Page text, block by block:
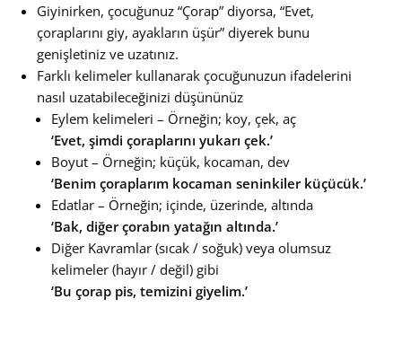
Giyinirken, çocuğunuz “Çorap” diyorsa, “Evet,
çoraplarını giy, ayakların üşür” diyerek bunu
genişletiniz ve uzatınız.
Farklı kelimeler kullanarak çocuğunuzun ifadelerini
nasıl uzatabileceğinizi düşününüz
Eylem kelimeleri – Örneğin; koy, çek, aç
‘Evet, şimdi çoraplarını yukarı çek.’
Boyut – Örneğin; küçük, kocaman, dev
‘Benim çoraplarım kocaman seninkiler küçücük.’
Edatlar – Örneğin; içinde, üzerinde, altında
‘Bak, diğer çorabın yatağın altında.’
Diğer Kavramlar (sıcak / soğuk) veya olumsuz
kelimeler (hayır / değil) gibi
‘Bu çorap pis, temizini giyelim.’